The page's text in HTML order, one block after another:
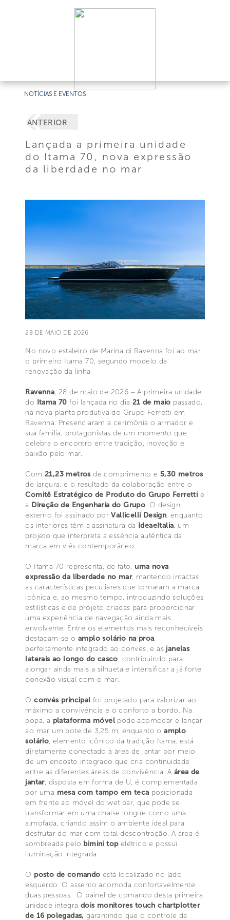
NOTÍCIAS E EVENTOS
ANTERIOR
Lançada a primeira unidade
do Itama 70, nova expressão
da liberdade no mar
28 DE MAIO DE 2026
No novo estaleiro de Marina di Ravenna foi ao mar
o primeiro Itama 70, segundo modelo da
renovação da linha
Ravenna, 28 de maio de 2026 – A primeira unidade
do Itama 70 foi lançada no dia 21 de maio passado,
na nova planta produtiva do Grupo Ferretti em
Ravenna. Presenciaram a cerimônia o armador e
sua família, protagonistas de um momento que
celebra o encontro entre tradição, inovação e
paixão pelo mar.
Com 21,23 metrosde comprimento e 5,30 metros
de largura, é o resultado da colaboração entre o
Comitê Estratégico de Produto do Grupo Ferretti e
a Direção de Engenharia do Grupo. O design
externo foi assinado porVallicelli Design, enquanto
os interiores têm a assinatura da IdeaeItalia, um
projeto que interpreta a essência autêntica da
marca em viés contemporâneo.
O Itama 70 representa, de fato, uma nova
expressão da liberdade no mar, mantendo intactas
as características peculiares que tornaram a marca
icônica e, ao mesmo tempo, introduzindo soluções
estilísticas e de projeto criadas para proporcionar
uma experiência de navegação ainda mais
envolvente. Entre os elementos mais reconhecíveis
destacam-se o amplo solário na proa,
perfeitamente integrado ao convés, e asjanelas
laterais ao longo do casco, contribuindo para
alongar ainda mais a silhueta e intensificar a já forte
conexão visual com o mar.
Oconvés principal foi projetado para valorizar ao
máximo a convivência e o conforto a bordo. Na
popa, a plataforma móvel pode acomodar e lançar
ao mar um bote de 3,25 m, enquanto oamplo
solário, elemento icônico da tradição Itama, está
diretamente conectado à área de jantar por meio
de um encosto integrado que cria continuidade
entre as diferentes áreas de convivência. A área de
jantar, disposta em forma de U, é complementada
por uma mesa com tampo em teca posicionada
em frente ao móvel do wet bar, que pode se
transformar em uma chaise longue como uma
almofada, criando assim o ambiente ideal para
desfrutar do mar com total descontração. A área é
sombreada pelo bimini topelétrico e possui
iluminação integrada.
O posto de comando está localizado no lado
esquerdo. O assento acomoda confortavelmente
duas pessoas. O painel de comando desta primeira
unidade integra dois monitores touch chartplotter
de 16 polegadas, garantindo que o controle da